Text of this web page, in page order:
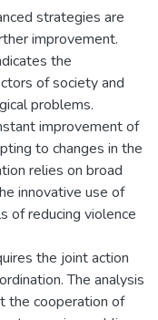
strategies are
improvement.
the
of society and
problems.
improvement of
to changes in the
relies on broad
innovative use of
of reducing violence
the joint action
The analysis
the cooperation of